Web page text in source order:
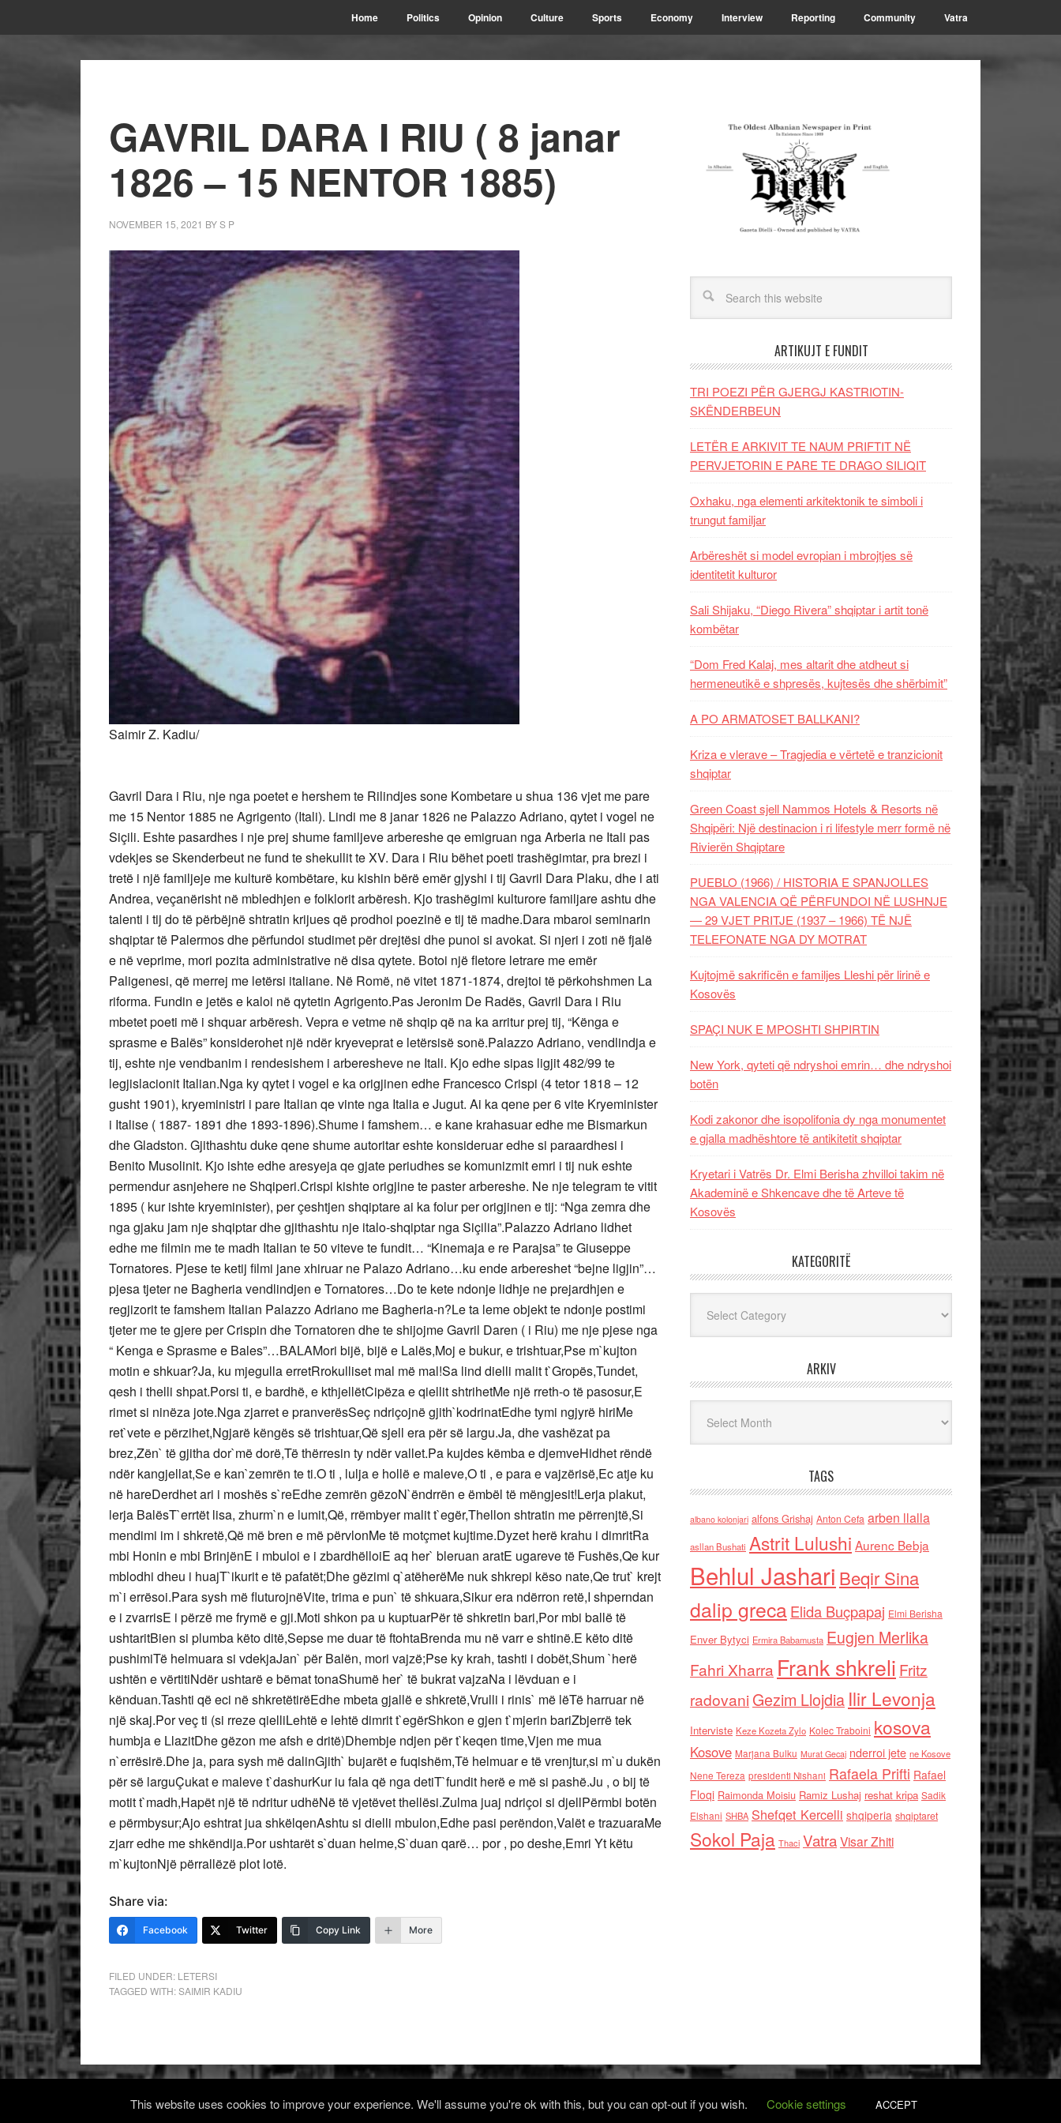
Home Politics Opinion Culture Sports Economy Interview Reporting Community Vatra
GAVRIL DARA I RIU ( 8 janar
1826 – 15 NENTOR 1885)
NOVEMBER 15, 2021 BYS P
Saimir Z. Kadiu/
Gavril Dara i Riu, nje nga poetet e hershem te Rilindjes sone Kombetare u shua 136 vjet me pare
me 15 Nentor 1885 ne Agrigento (Itali). Lindi me 8 janar 1826 ne Palazzo Adriano, qytet i vogel ne
Siçili. Eshte pasardhes i nje prej shume familjeve arbereshe qe emigruan nga Arberia ne Itali pas
vdekjes se Skenderbeut ne fund te shekullit te XV. Dara i Riu bëhet poeti trashëgimtar, pra brezi i
tretë i një familjeje me kulturë kombëtare, ku kishin bërë emër gjyshi i tij Gavril Dara Plaku, dhe i ati
Andrea, veçanërisht në mbledhjen e folklorit arbëresh. Kjo trashëgimi kulturore familjare ashtu dhe
talenti i tij do të përbëjnë shtratin krijues që prodhoi poezinë e tij të madhe.Dara mbaroi seminarin
shqiptar të Palermos dhe përfundoi studimet për drejtësi dhe punoi si avokat. Si njeri i zoti në fjalë
e në veprime, mori pozita administrative në disa qytete. Botoi një fletore letrare me emër
Paligenesi, që merrej me letërsi italiane. Në Romë, në vitet 1871-1874, drejtoi të përkohshmen La
riforma. Fundin e jetës e kaloi në qytetin Agrigento.Pas Jeronim De Radës, Gavril Dara i Riu
mbetet poeti më i shquar arbëresh. Vepra e vetme në shqip që na ka arritur prej tij, “Kënga e
sprasme e Balës” konsiderohet një ndër kryeveprat e letërsisë sonë.Palazzo Adriano, vendlindja e
tij, eshte nje vendbanim i rendesishem i arberesheve ne Itali. Kjo edhe sipas ligjit 482/99 te
legjislacionit Italian.Nga ky qytet i vogel e ka origjinen edhe Francesco Crispi (4 tetor 1818 – 12
gusht 1901), kryeministri i pare Italian qe vinte nga Italia e Jugut. Ai ka qene per 6 vite Kryeminister
i Italise ( 1887- 1891 dhe 1893-1896).Shume i famshem… e kane krahasuar edhe me Bismarkun
dhe Gladston. Gjithashtu duke qene shume autoritar eshte konsideruar edhe si paraardhesi i
Benito Musolinit. Kjo ishte edhe aresyeja qe gjate periudhes se komunizmit emri i tij nuk eshte
permendur asnjehere ne Shqiperi.Crispi kishte origjine te paster arbereshe. Ne nje telegram te vitit
1895 ( kur ishte kryeminister), per çeshtjen shqiptare ai ka folur per origjinen e tij: “Nga zemra dhe
nga gjaku jam nje shqiptar dhe gjithashtu nje italo-shqiptar nga Siçilia”.Palazzo Adriano lidhet
edhe me filmin me te madh Italian te 50 viteve te fundit… “Kinemaja e re Parajsa” te Giuseppe
Tornatores. Pjese te ketij filmi jane xhiruar ne Palazo Adriano…ku ende arbereshet “bejne ligjin”…
pjesa tjeter ne Bagheria vendlindjen e Tornatores…Do te kete ndonje lidhje ne prejardhjen e
regjizorit te famshem Italian Palazzo Adriano me Bagheria-n?Le ta leme objekt te ndonje postimi
tjeter me te gjere per Crispin dhe Tornatoren dhe te shijojme Gavril Daren ( i Riu) me nje pjese nga
“ Kenga e Sprasme e Bales”…BALAMori bijë, bijë e Lalës,Moj e bukur, e trishtuar,Pse m`kujton
motin e shkuar?Ja, ku mjegulla erretRrokulliset mal më mal!Sa lind dielli malit t`Gropës,Tundet,
qesh i thelli shpat.Porsi ti, e bardhë, e kthjellëtCipëza e qiellit shtrihetMe një rreth-o të pasosur,E
rimet si ninëza jote.Nga zjarret e pranverësSeç ndriçojnë gjith`kodrinatEdhe tymi ngjyrë hiriMe
ret`vete e përzihet,Ngjarë këngës së trishtuar,Që sjell era për së largu.Ja, dhe vashëzat pa
brez,Zën` të gjitha dor`më dorë,Të thërresin ty ndër vallet.Pa kujdes këmba e djemveHidhet rëndë
ndër kangjellat,Se e kan`zemrën te ti.O ti , lulja e hollë e maleve,O ti , e para e vajzërisë,Ec atje ku
në hareDerdhet ari i moshës s`reEdhe zemrën gëzoN`ëndrrën e ëmbël të mëngjesit!Lerja plakut,
lerja BalësT`errtët lisa, zhurm`n e lumit,Që, rrëmbyer malit t`egër,Thellon shtratin me përrenjtë,Si
mendimi im i shkretë,Që më bren e më përvlonMe të motçmet kujtime.Dyzet herë krahu i dimritRa
mbi Honin e mbi BrinjënE i mbuloi e i zbardhëlloiE aq her` bleruan aratE ugareve të Fushës,Qe kur
mblodhi dheu i huajT`ikurit e të pafatët;Dhe gëzimi q`atëherëMe nuk shkrepi këso nate,Qe trut` krejt
m`i errësoi.Para sysh më fluturojnëVite, trima e pun` të shkuara,Sikur era ndërron retë,I shperndan
e i zvarrisE i përzë me frymë e gji.Moti shkon pa u kuptuarPër të shkretin bari,Por mbi ballë të
ushtaritBien si plumba këto ditë,Sepse me duar të ftohtaBrenda mu në varr e shtinë.E këto ditë
pushimiTë helmuara si vdekjaJan` për Balën, mori vajzë;Pse ky krah, tashti i dobët,Shum `herë
ushtën e vërtitiNdër ushtarë e bëmat tonaShumë her` të bukrat vajzaNa i lëvduan e i
kënduan.Tashti që eci në shkretëtirëEdhe mbeta gjallë e shkretë,Vrulli i rinis` më lëTë harruar në
një skaj.Por veç ti (si rreze qielliLehtë e lehtë dimrit t`egërShkon e gjen t`mjerin bariZbjerrë tek
humbja e LlazitDhe gëzon me afsh e dritë)Dhembje ndjen për t`keqen time,Vjen me mua
n`errësirë.Dhe ja, para sysh më dalinGjith` bujarët e fuqishëm,Të helmuar e të vrenjtur,si m`u dukën
për së larguÇukat e maleve t`dashurKur iu fala që nga detiT`fundit herë e më si pashë.Ju , o bij të
motit t`madh,Hapët një të ndritur udhëNë të vjetëvet thellësi.Zulma juaj ndriçoi si djellPërmbi botën
e përmbysur;Ajo eshtrat jua shkëlqenAshtu si dielli mbulon,Edhe pasi perëndon,Valët e trazuaraMe
zjarr edhe me shkëndija.Por ushtarët s`duan helme,S`duan qarë… por , po deshe,Emri Yt këtu
m`kujtonNjë përrallëzë plot lotë.
Share via:
Facebook Twitter Copy Link More
FILED UNDER: LETERSI
TAGGED WITH:SAIMIR KADIU
ARTIKUJT E FUNDIT
TRI POEZI PËR GJERGJ KASTRIOTIN-
SKËNDERBEUN
LETËR E ARKIVIT TE NAUM PRIFTIT NË
PERVJETORIN E PARE TE DRAGO SILIQIT
Oxhaku, nga elementi arkitektonik te simboli i
trungut familjar
Arbëreshët si model evropian i mbrojtjes së
identitetit kulturor
Sali Shijaku, “Diego Rivera” shqiptar i artit tonë
kombëtar
“Dom Fred Kalaj, mes altarit dhe atdheut si
hermeneutikë e shpresës, kujtesës dhe shërbimit”
A PO ARMATOSET BALLKANI?
Kriza e vlerave – Tragjedia e vërtetë e tranzicionit
shqiptar
Green Coast sjell Nammos Hotels & Resorts në
Shqipëri: Një destinacion i ri lifestyle merr formë në
Rivierën Shqiptare
PUEBLO (1966) / HISTORIA E SPANJOLLES
NGA VALENCIA QË PËRFUNDOI NË LUSHNJE
— 29 VJET PRITJE (1937 – 1966) TË NJË
TELEFONATE NGA DY MOTRAT
Kujtojmë sakrificën e familjes Lleshi për lirinë e
Kosovës
SPAÇI NUK E MPOSHTI SHPIRTIN
New York, qyteti që ndryshoi emrin… dhe ndryshoi
botën
Kodi zakonor dhe isopolifonia dy nga monumentet
e gjalla madhështore të antikitetit shqiptar
Kryetari i Vatrës Dr. Elmi Berisha zhvilloi takim në
Akademinë e Shkencave dhe të Arteve të
Kosovës
KATEGORITË
ARKIV
TAGS
albano kolonjari alfons Grishaj Anton Cefa arben llalla
asllan Bushati Astrit Lulushi Aurenc Bebja
Behlul Jashari Beqir Sina
dalip grecaElida Buçpapaj Elmi Berisha
Enver Bytyci Ermira Babamusta Eugjen Merlika
Fahri Xharra Frank shkreli Fritz
radovaniGezim Llojdia Ilir Levonja
Interviste Keze Kozeta Zylo Kolec Traboini kosova
Kosove Marjana Bulku Murat Gecaj nderroi jete ne Kosove
Nene Tereza presidenti Nishani Rafaela Prifti Rafael
Floqi Raimonda Moisiu Ramiz Lushaj reshat kripa Sadik
Elshani SHBA Shefqet Kercelli shqiperia shqiptaret
Sokol Paja Thaci VatraVisar Zhiti
Log in
This website uses cookies to improve your experience. We'll assume you're ok with this, but you can opt-out if you wish. Cookie settings ACCEPT